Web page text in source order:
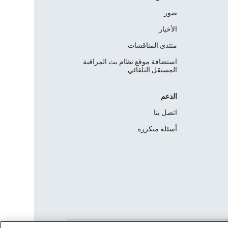
صور
الأخبار
منتدى المناقشات
استضافة موقع نظام بث المراقبة
المستقل التلقائي
الدعم
اتصل بنا
أسئلة متكررة